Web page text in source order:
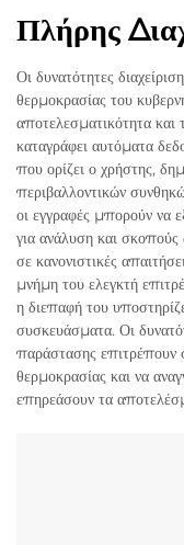
Πλήρης
Οι δυνατότητες
θερμοκρασίας του
αποτελεσματικότητα
καταγράφει αυτόματα
που ορίζει ο χρήστης,
περιβαλλοντικών
οι εγγραφές μπορούν να
για ανάλυση και
σε κανονιστικές
μνήμη του ελεγκτή
η διεπαφή του
συσκευάσματα. Οι
παράστασης επιτρέπουν
θερμοκρασίας και να
επηρεάσουν τα